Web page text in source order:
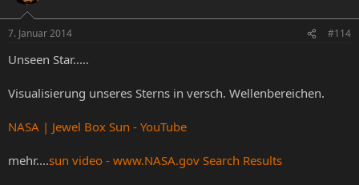
7. Januar 2014 #114
Unseen Star.....
Visualisierung unseres Sterns in versch. Wellenbereichen.
NASA | Jewel Box Sun - YouTube
mehr....sun video - www.NASA.gov Search Results